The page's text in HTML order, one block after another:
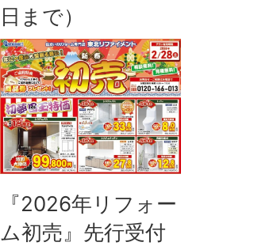
日まで）
『2026年リフォー
ム初売』先行受付